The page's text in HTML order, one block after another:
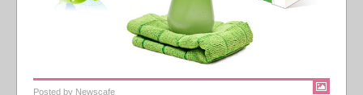
Posted by Newscafe